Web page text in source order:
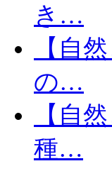
き…
【自
の…
【自
種…